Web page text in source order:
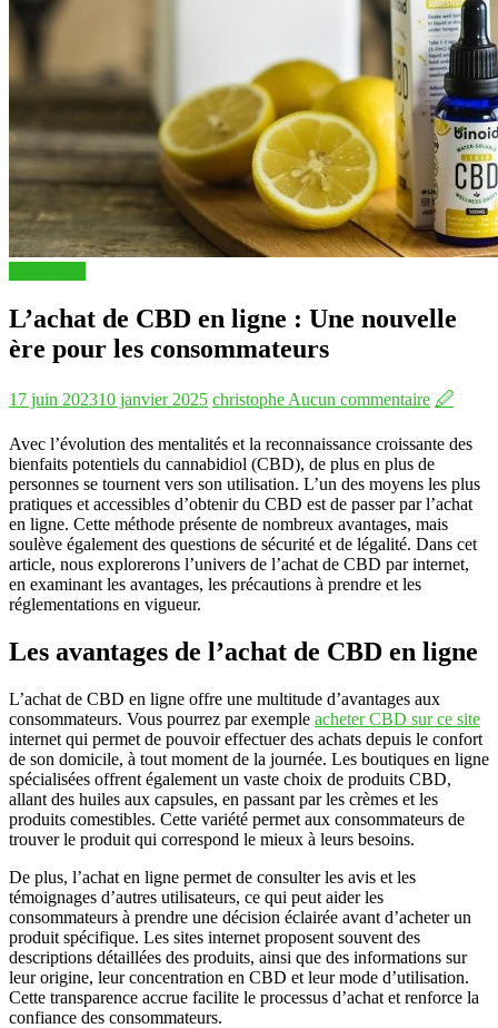
L’achat de CBD en ligne : Une nouvelle
ère pour les consommateurs
17 juin 202310 janvier 2025 christophe Aucun commentaire 🖉
Avec l’évolution des mentalités et la reconnaissance croissante des
bienfaits potentiels du cannabidiol (CBD), de plus en plus de
personnes se tournent vers son utilisation. L’un des moyens les plus
pratiques et accessibles d’obtenir du CBD est de passer par l’achat
en ligne. Cette méthode présente de nombreux avantages, mais
soulève également des questions de sécurité et de légalité. Dans cet
article, nous explorerons l’univers de l’achat de CBD par internet,
en examinant les avantages, les précautions à prendre et les
réglementations en vigueur.
Les avantages de l’achat de CBD en ligne
L’achat de CBD en ligne offre une multitude d’avantages aux
consommateurs. Vous pourrez par exemple acheter CBD sur ce site
internet qui permet de pouvoir effectuer des achats depuis le confort
de son domicile, à tout moment de la journée. Les boutiques en ligne
spécialisées offrent également un vaste choix de produits CBD,
allant des huiles aux capsules, en passant par les crèmes et les
produits comestibles. Cette variété permet aux consommateurs de
trouver le produit qui correspond le mieux à leurs besoins.
De plus, l’achat en ligne permet de consulter les avis et les
témoignages d’autres utilisateurs, ce qui peut aider les
consommateurs à prendre une décision éclairée avant d’acheter un
produit spécifique. Les sites internet proposent souvent des
descriptions détaillées des produits, ainsi que des informations sur
leur origine, leur concentration en CBD et leur mode d’utilisation.
Cette transparence accrue facilite le processus d’achat et renforce la
confiance des consommateurs.